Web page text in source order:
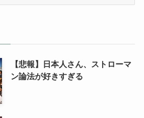
【悲報】日本人さん、ストローマ
ン論法が好きすぎる